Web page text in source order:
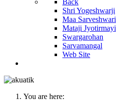
Shri Yogeshwarji
Maa Sarveshwari
Mataji Jyotirmayi
Swargarohan
Sarvamangal
Web Site
You are here: